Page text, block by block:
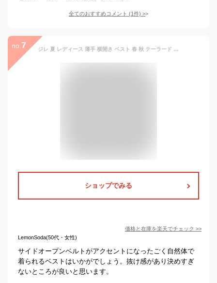
全てのおすすめコメント (1件) >
no. 7 ジレ 夏 レディース 薄手 横開き ベスト 春 秋 テーラード ベルト付き サイドベルト 体型カバー 重ね着 レイヤード ベスト ママ ゆったり きれいめ サイドオープン オフィス オフ/ベージュ/ブラウン サロン制服
ショップでみる
価格と在庫を楽天でチェック >>
LemonSoda(50代・女性)
サイドオープンベルトがアクセントになったごく自然体で
着られるベストはいかがでしょう。抜け感があり決めすぎ
ないところが良いと思います。